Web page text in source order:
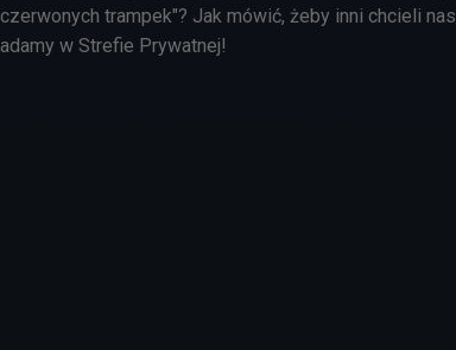
trampek"? Jak mówić, żeby inni chcieli nas
w Strefie Prywatnej!